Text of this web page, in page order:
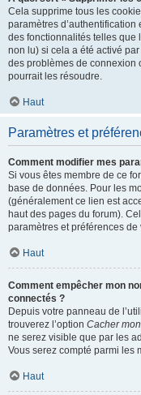
Cela supprime tous les
paramètres
des fonctionnalités telles que
non lu) si cela a été activé
des problèmes de connexion
pourrait les résoudre.
Haut
Paramètres et
Comment modifier mes
Si vous êtes membre de ce
base de données. Pour les
(généralement ce lien est
haut des pages du forum).
paramètres et préférences de
Haut
Comment empêcher mon
connectés ?
Depuis votre panneau de
trouverez l’option Cacher
ne serez visible que par les
Vous serez compté parmi les
Haut